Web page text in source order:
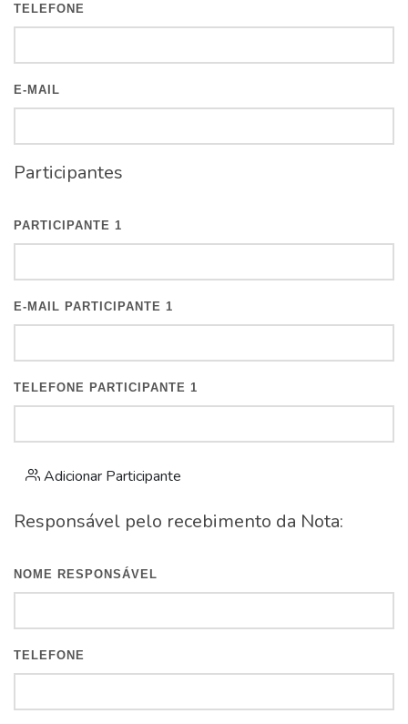
TELEFONE
E-MAIL
Participantes
PARTICIPANTE 1
E-MAIL PARTICIPANTE 1
TELEFONE PARTICIPANTE 1
Adicionar Participante
Responsável pelo recebimento da Nota:
NOME RESPONSÁVEL
TELEFONE